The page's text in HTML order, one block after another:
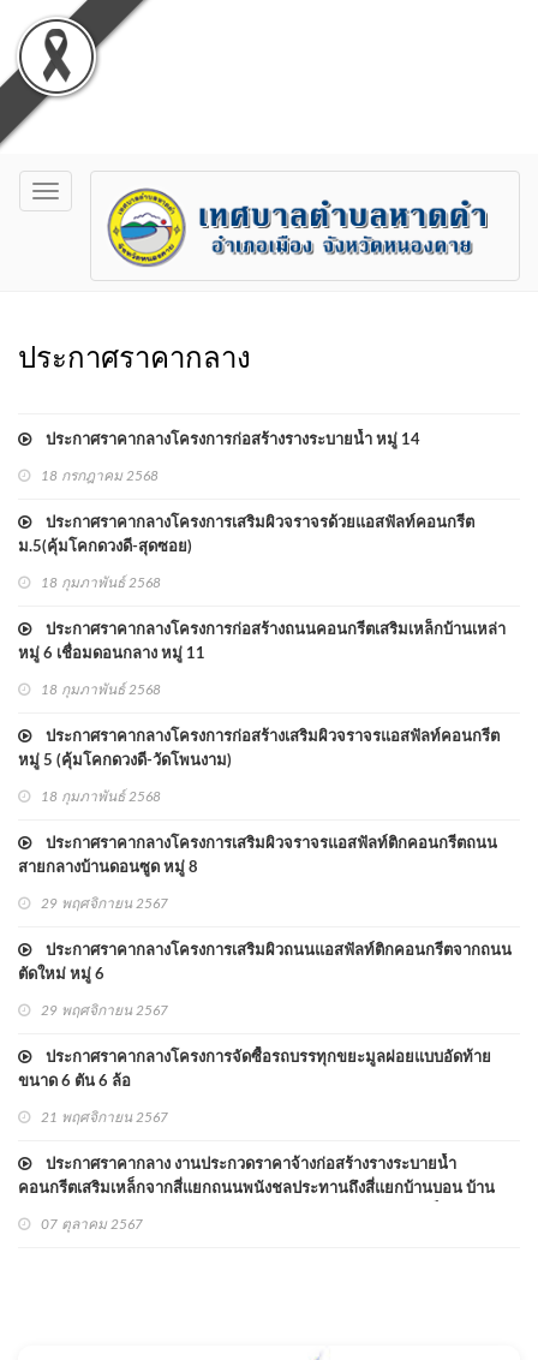
Toggle
navigation
ประกาศราคากลาง
ประกาศราคากลางโครงการก่อสร้างรางระบายน้ำ หมู่ 14
18 กรกฎาคม 2568
ประกาศราคากลางโครงการเสริมผิวจราจรด้วยแอสฟัลท์คอนกรีต
ม.5(คุ้มโคกดวงดี-สุดซอย)
18 กุมภาพันธ์ 2568
ประกาศราคากลางโครงการก่อสร้างถนนคอนกรีตเสริมเหล็กบ้านเหล่า
หมู่ 6 เชื่อมดอนกลาง หมู่ 11
18 กุมภาพันธ์ 2568
ประกาศราคากลางโครงการก่อสร้างเสริมผิวจราจรแอสฟัลท์คอนกรีต
หมู่ 5 (คุ้มโคกดวงดี-วัดโพนงาม)
18 กุมภาพันธ์ 2568
ประกาศราคากลางโครงการเสริมผิวจราจรแอสฟัลท์ติกคอนกรีตถนน
สายกลางบ้านดอนซูด หมู่ 8
29 พฤศจิกายน 2567
ประกาศราคากลางโครงการเสริมผิวถนนแอสฟัลท์ติกคอนกรีตจากถนน
ตัดใหม่ หมู่ 6
29 พฤศจิกายน 2567
ประกาศราคากลางโครงการจัดซื้อรถบรรทุกขยะมูลฝอยแบบอัดท้าย
ขนาด 6 ตัน 6 ล้อ
21 พฤศจิกายน 2567
ประกาศราคากลาง งานประกวดราคาจ้างก่อสร้างรางระบายน้ำ
คอนกรีตเสริมเหล็กจากสี่แยกถนนพนังชลประทานถึงสี่แยกบ้านบอน บ้าน
(e-bidding)
07 ตุลาคม 2567